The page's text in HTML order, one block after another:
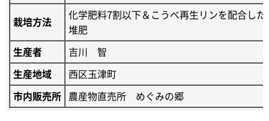
栽培方法
化学肥料7割以下＆こうべ再生リンを配合し
堆肥
生産者
吉川 智
生産地域
西区玉津町
市内販売所 農産物直売所 めぐみの郷